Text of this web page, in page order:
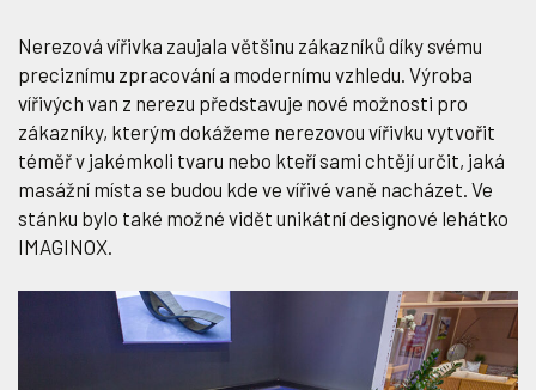
Nerezová vířivka zaujala většinu zákazníků díky svému
preciznímu zpracování a modernímu vzhledu. Výroba
vířivých van z nerezu představuje nové možnosti pro
zákazníky, kterým dokážeme nerezovou vířivku vytvořit
téměř v jakémkoli tvaru nebo kteří sami chtějí určit, jaká
masážní místa se budou kde ve vířivé vaně nacházet. Ve
stánku bylo také možné vidět unikátní designové lehátko
IMAGINOX.